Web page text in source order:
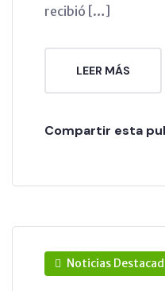
recibió […]
LEER MÁS
Compartir esta
Noticias